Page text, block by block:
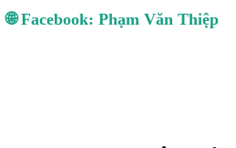
🌐 Facebook: Phạm Văn Thiệp